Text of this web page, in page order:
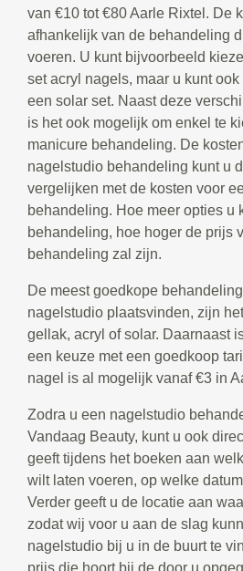
van €10 tot €80 Aarle Rixtel. De
afhankelijk van de behandeling
voeren. U kunt bijvoorbeeld
set acryl nagels, maar u kunt
een solar set. Naast deze
is het ook mogelijk om enkel te
manicure behandeling. De
nagelstudio behandeling kunt u
vergelijken met de kosten voor
behandeling. Hoe meer opties u
behandeling, hoe hoger de prijs
behandeling zal zijn.
De meest goedkope
nagelstudio plaatsvinden, zijn
gellak, acryl of solar. Daarnaast
een keuze met een goedkoop
nagel is al mogelijk vanaf €3 in
Zodra u een nagelstudio
Vandaag Beauty, kunt u ook
geeft tijdens het boeken aan
wilt laten voeren, op welke
Verder geeft u de locatie aan
zodat wij voor u aan de slag
nagelstudio bij u in de buurt te
prijs die hoort bij de door u